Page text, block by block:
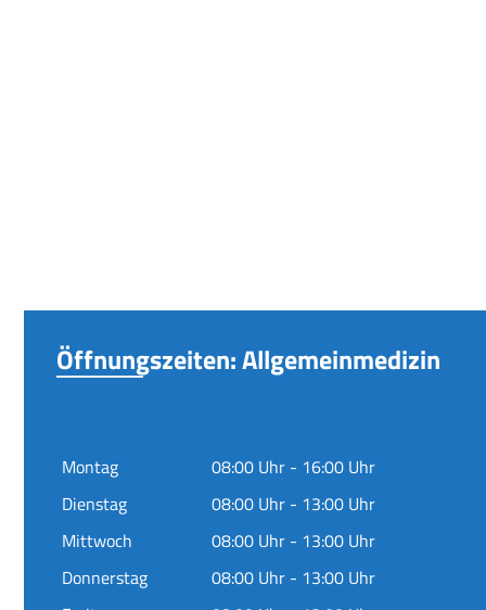
Öffnungszeiten: Allgemeinmedizin
Montag
08:00 Uhr - 16:00 Uhr
Dienstag
08:00 Uhr - 13:00 Uhr
Mittwoch
08:00 Uhr - 13:00 Uhr
Donnerstag
08:00 Uhr - 13:00 Uhr